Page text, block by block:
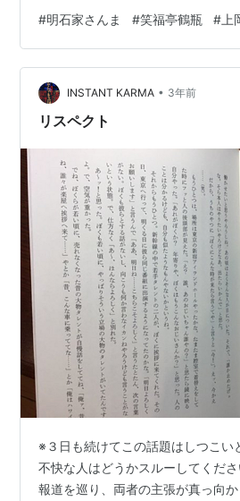
今では雑談的なトーク番組は当たり
なったおそらくさんまにとっても
ったと思うと同時にさんまの中で
自信も同時にあったはずだ不安はあ
じなければ最初の一歩は踏み出せな
#明石家さんま #笑福亭鶴瓶 #
INSTANT KARMA • 3年前
リスペクト
※３日も続けてこの話題はしつこい
不快な人はどうかスルーしてくだ
報道を巡り、両者の主張が真っ向